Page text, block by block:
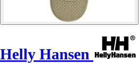
Helly Hansen